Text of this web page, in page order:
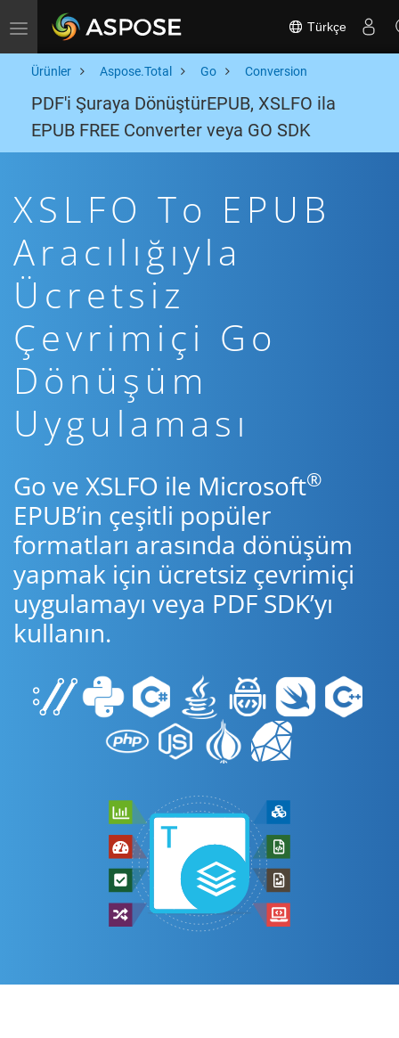
Toggle navigation Türkçe
Ürünler Aspose.Total Go Conversion
PDF'i Şuraya DönüştürEPUB, XSLFO ila
EPUB FREE Converter veya GO SDK
XSLFO To EPUB
Aracılığıyla
Ücretsiz
Çevrimiçi Go
Dönüşüm
Uygulaması
Go ve XSLFO ile Microsoft®
EPUB’in çeşitli popüler
formatları arasında dönüşüm
yapmak için ücretsiz çevrimiçi
uygulamayı veya PDF SDK’yı
kullanın.